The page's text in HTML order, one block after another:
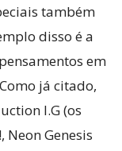
também
disso é a
em
já citado,
I.G (os
Neon Genesis